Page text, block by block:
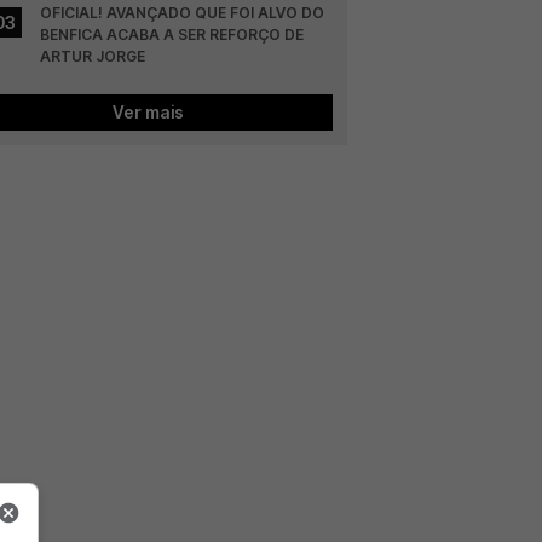
OFICIAL! AVANÇADO QUE FOI ALVO DO
BENFICA ACABA A SER REFORÇO DE
ARTUR JORGE
Ver mais